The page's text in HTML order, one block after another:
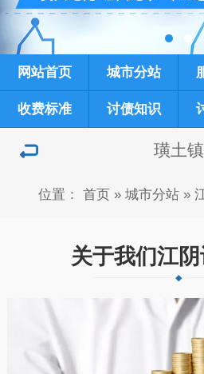
网站首页 城市分站
收费标准 讨债知识
璜土镇
位置： 首页 » 城市分站»
关于我们江阴